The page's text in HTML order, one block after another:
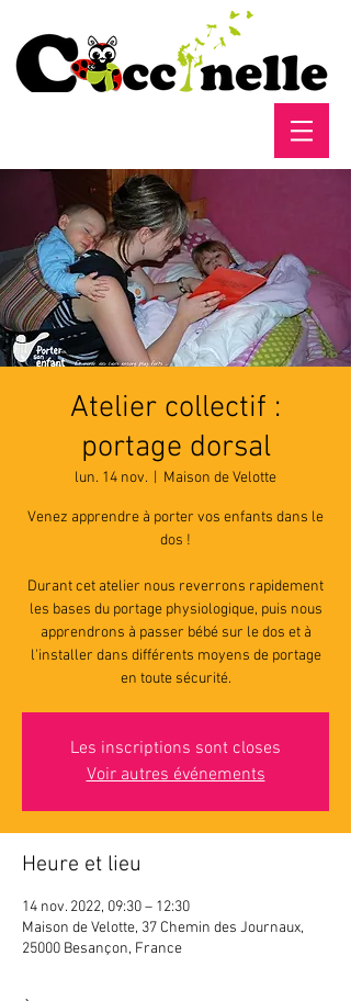
Atelier collectif :
portage dorsal
lun. 14 nov. Maison de Velotte
Venez apprendre à porter vos enfants dans le
dos !
Durant cet atelier nous reverrons rapidement
les bases du portage physiologique, puis nous
apprendrons à passer bébé sur le dos et à
l'installer dans différents moyens de portage
en toute sécurité.
Les inscriptions sont closes
Voir autres événements
Heure et lieu
14 nov. 2022, 09:30 – 12:30
Maison de Velotte, 37 Chemin des Journaux,
25000 Besançon, France